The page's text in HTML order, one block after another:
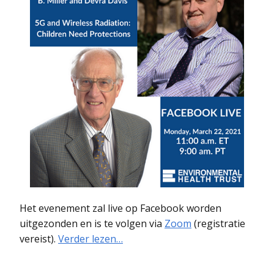
Het evenement zal live op Facebook worden
uitgezonden en is te volgen via Zoom (registratie
vereist). Verder lezen…